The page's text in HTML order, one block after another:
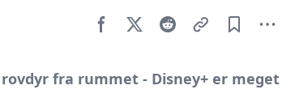
fra rummet - Disney+ er meget